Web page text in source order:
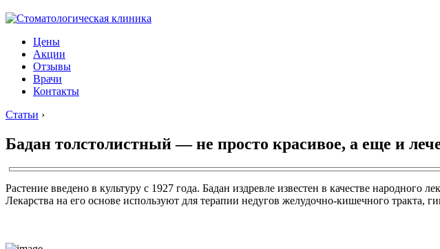
Цены
Акции
Отзывы
Врачи
Контакты
Статьи ›
Бадан толстолистный — не просто красивое, а еще и
Растение введено в культуру с 1927 года. Бадан издревле известен в качестве народного
Лекарства на его основе используют для терапии недугов желудочно-кишечного тракта,